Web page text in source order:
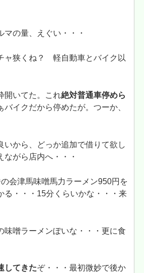
マの量、えぐい・・・
ャ狭くね？ 軽自動車とバイク以
開いてた。これ絶対普通車停めら
バイクだから停めたが。つーか、
いから、どっか追加で借りて欲し
ながら店内へ・・・
会津馬味噌馬力ラーメン950円を
る・・・15分くらいかな・・・来
味噌ラーメンぽいな・・・更に食
してきたぞ・・・最初微妙で後か